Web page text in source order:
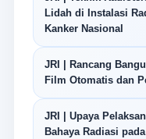
Lidah di Instalasi
Kanker Nasional
JRI | Rancang
Film Otomatis dan
JRI | Upaya
Bahaya Radiasi